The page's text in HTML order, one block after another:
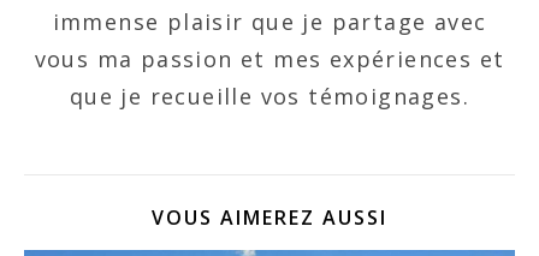
immense plaisir que je partage avec
vous ma passion et mes expériences et
que je recueille vos témoignages.
VOUS AIMEREZ AUSSI